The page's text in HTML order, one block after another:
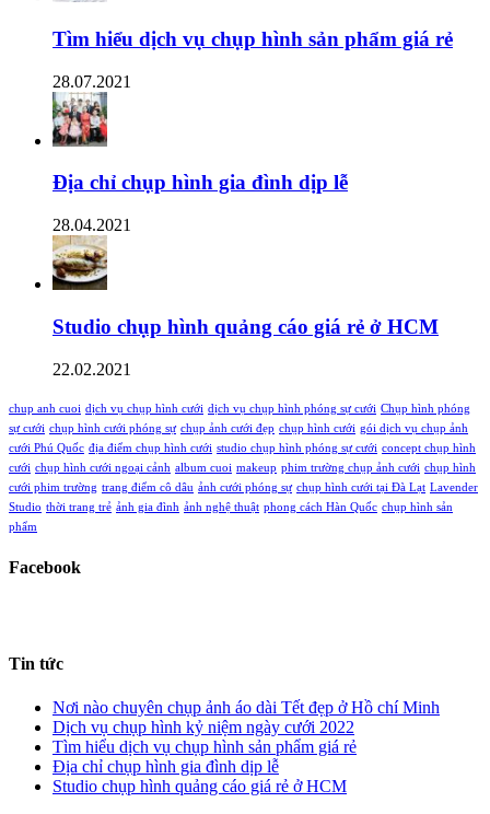
Tìm hiểu dịch vụ chụp hình sản phẩm giá rẻ
28.07.2021
Địa chỉ chụp hình gia đình dịp lễ
28.04.2021
Studio chụp hình quảng cáo giá rẻ ở HCM
22.02.2021
chup anh cuoi dịch vụ chụp hình cưới dịch vụ chụp hình phóng sự cưới Chụp hình phóng
sự cưới chụp hình cưới phóng sự chụp ảnh cưới đẹp chụp hình cưới gói dịch vụ chụp ảnh
cưới Phú Quốc địa điểm chụp hình cưới studio chụp hình phóng sự cưới concept chụp hình
cưới chụp hình cưới ngoại cảnh album cuoi makeup phim trường chụp ảnh cưới chụp hình
cưới phim trường trang điểm cô dâu ảnh cưới phóng sự chụp hình cưới tại Đà Lạt Lavender
Studio thời trang trẻ ảnh gia đình ảnh nghệ thuật phong cách Hàn Quốc chụp hình sản
phẩm
Facebook
Tin tức
Nơi nào chuyên chụp ảnh áo dài Tết đẹp ở Hồ chí Minh
Dịch vụ chụp hình kỷ niệm ngày cưới 2022
Tìm hiểu dịch vụ chụp hình sản phẩm giá rẻ
Địa chỉ chụp hình gia đình dịp lễ
Studio chụp hình quảng cáo giá rẻ ở HCM